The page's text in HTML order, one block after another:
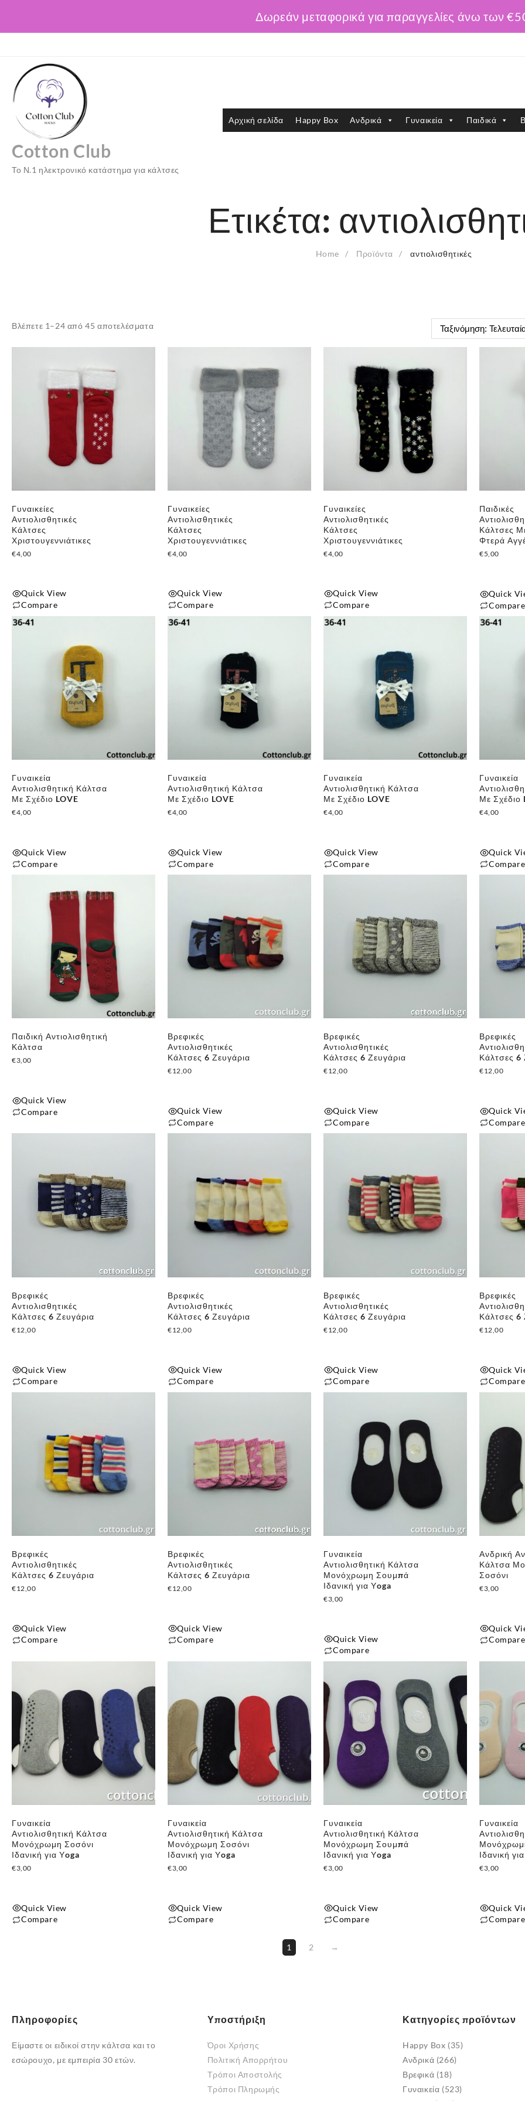
Δωρεάν μεταφορικά για παραγγελίες άνω των
content
Cotton Club
Το Ν.1 ηλεκτρονικό κατάστημα για κάλτσες
Αρχική σελίδα Happy Box Ανδρικά Γυναικεία Παιδικά
Ετικέτα:
Home Προϊόντα αντιολισθητικές
Βλέπετε 1–24 από 45 αποτελέσματαSorted
Γυναικείες
Αντιολισθητικές
Κάλτσες
Χριστουγεννιάτικες
€4,00
Quick View
Compare
Γυναικείες
Αντιολισθητικές
Κάλτσες
Χριστουγεννιάτικες
€4,00
Quick View
Compare
Γυναικείες
Αντιολισθητικές
Κάλτσες
Χριστουγεννιάτικες
€4,00
Quick View
Compare
Παιδικές
Κάλτσες
Φτερά
€5,00
Quick
Compare
Αυτό
στη
σελίδα
του
Γυναικεία
Αντιολισθητική Κάλτσα
Με Σχέδιο LOVE
€4,00
Quick View
Compare
Γυναικεία
Αντιολισθητική Κάλτσα
Με Σχέδιο LOVE
€4,00
Quick View
Compare
Γυναικεία
Αντιολισθητική Κάλτσα
Με Σχέδιο LOVE
€4,00
Quick View
Compare
Γυναικεία
Με Σχέδιο
€4,00
Quick
Compare
Παιδική Αντιολισθητική
Κάλτσα
€3,00
Quick View
Compare
πολλαπλές
παραλλαγές.
επιλογές
σελίδα
του
προϊόντος
Βρεφικές
Αντιολισθητικές
Κάλτσες 6 Ζευγάρια
€12,00
Quick View
Compare
Βρεφικές
Αντιολισθητικές
Κάλτσες 6 Ζευγάρια
€12,00
Quick View
Compare
Βρεφικές
Κάλτσες 6
€12,00
Quick
Compare
Βρεφικές
Αντιολισθητικές
Κάλτσες 6 Ζευγάρια
€12,00
Quick View
Compare
Βρεφικές
Αντιολισθητικές
Κάλτσες 6 Ζευγάρια
€12,00
Quick View
Compare
Βρεφικές
Αντιολισθητικές
Κάλτσες 6 Ζευγάρια
€12,00
Quick View
Compare
Βρεφικές
Κάλτσες 6
€12,00
Quick
Compare
Βρεφικές
Αντιολισθητικές
Κάλτσες 6 Ζευγάρια
€12,00
Quick View
Compare
Βρεφικές
Αντιολισθητικές
Κάλτσες 6 Ζευγάρια
€12,00
Quick View
Compare
Γυναικεία
Αντιολισθητική Κάλτσα
Μονόχρωμη Σουμπά
Ιδανική για Υoga
€3,00
Quick View
Compare
Ανδρική
Κάλτσα
Σοσόνι
€3,00
Quick
Compare
πολλαπλές
παραλλαγές.
Οι
επιλογές
μπορούν
σελίδα
του
προϊόντος
Γυναικεία
Αντιολισθητική Κάλτσα
Μονόχρωμη Σοσόνι
Ιδανική για Υoga
€3,00
Quick View
Compare
Οι
μπορούν
να
Γυναικεία
Αντιολισθητική Κάλτσα
Μονόχρωμη Σοσόνι
Ιδανική για Υoga
€3,00
Quick View
Compare
Γυναικεία
Αντιολισθητική Κάλτσα
Μονόχρωμη Σουμπά
Ιδανική για Υoga
€3,00
Quick View
Compare
Γυναικεία
Ιδανική
€3,00
Quick
Compare
Οι
1 2 →
Πληροφορίες
Είμαστε οι ειδικοί στην κάλτσα και το
εσώρουχο, με εμπειρία 30 ετών.
Υποστήριξη
Όροι Χρήσης
Πολιτική Απορρήτου
Τρόποι Αποστολής
Τρόποι Πληρωμής
Κατηγορίες προϊόντων
Happy Box (35)
Ανδρικά (266)
Βρεφικά (18)
Γυναικεία (523)